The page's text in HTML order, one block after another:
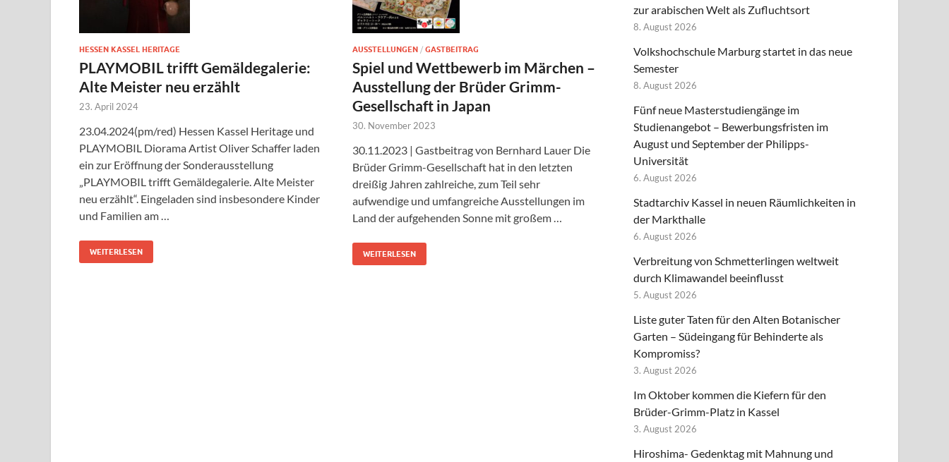
HESSEN KASSEL HERITAGE
PLAYMOBIL trifft Gemäldegalerie:
Alte Meister neu erzählt
23. April 2024
23.04.2024(pm/red) Hessen Kassel Heritage und
PLAYMOBIL Diorama Artist Oliver Schaffer laden
ein zur Eröffnung der Sonderausstellung
„PLAYMOBIL trifft Gemäldegalerie. Alte Meister
neu erzählt“. Eingeladen sind insbesondere Kinder
und Familien am …
WEITERLESEN
AUSSTELLUNGEN / GASTBEITRAG
Spiel und Wettbewerb im Märchen –
Ausstellung der Brüder Grimm-
Gesellschaft in Japan
30. November 2023
30.11.2023 | Gastbeitrag von Bernhard Lauer Die
Brüder Grimm-Gesellschaft hat in den letzten
dreißig Jahren zahlreiche, zum Teil sehr
aufwendige und umfangreiche Ausstellungen im
Land der aufgehenden Sonne mit großem …
WEITERLESEN
zur arabischen Welt als Zufluchtsort
8. August 2026
Volkshochschule Marburg startet in das neue
Semester
8. August 2026
Fünf neue Masterstudiengänge im
Studienangebot – Bewerbungsfristen im
August und September der Philipps-
Universität
6. August 2026
Stadtarchiv Kassel in neuen Räumlichkeiten in
der Markthalle
6. August 2026
Verbreitung von Schmetterlingen weltweit
durch Klimawandel beeinflusst
5. August 2026
Liste guter Taten für den Alten Botanischer
Garten – Südeingang für Behinderte als
Kompromiss?
3. August 2026
Im Oktober kommen die Kiefern für den
Brüder-Grimm-Platz in Kassel
3. August 2026
Hiroshima- Gedenktag mit Mahnung und